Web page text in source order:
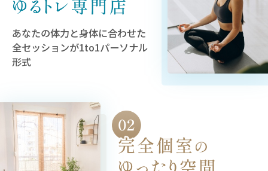
あなたの体力と身体に合わせた
全セッションが1to1パーソナル
形式